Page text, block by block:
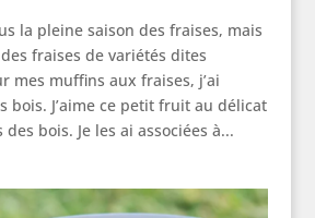
la pleine saison des fraises, mais
fraises de variétés dites
mes muffins aux fraises, j’ai
bois. J’aime ce petit fruit au délicat
bois. Je les ai associées à...